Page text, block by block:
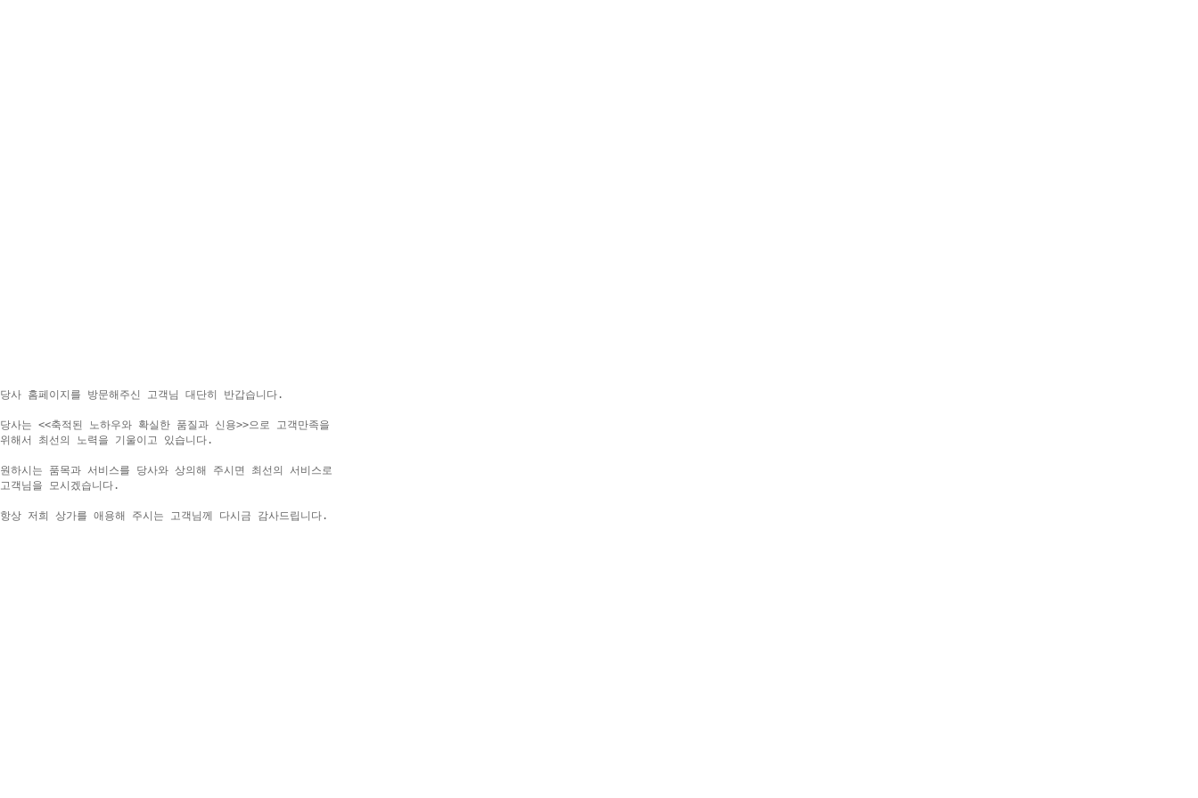
당사 홈페이지를 방문해주신 고객님 대단히 반갑습니다.
당사는 <<축적된 노하우와 확실한 품질과 신용>>으로 고객만족을
위해서 최선의 노력을 기울이고 있습니다.
원하시는 품목과 서비스를 당사와 상의해 주시면 최선의 서비스로
고객님을 모시겠습니다.
항상 저희 상가를 애용해 주시는 고객님께 다시금 감사드립니다.